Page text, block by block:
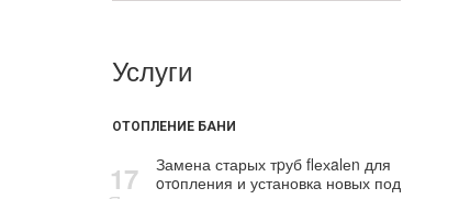
Услуги
ОТОПЛЕНИЕ БАНИ
17
Замена старых тpуб flехalеn для
oтoпления и установка новых под